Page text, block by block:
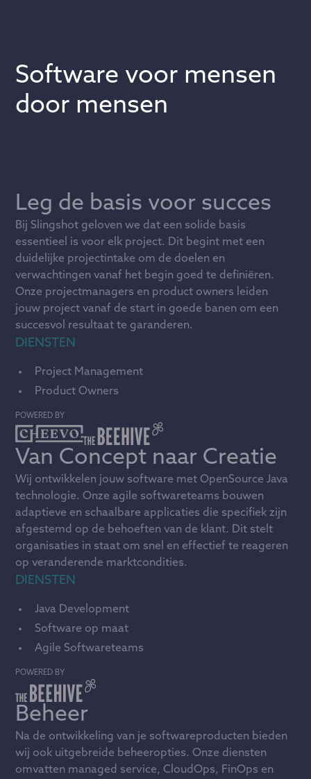
Software voor mensen
door mensen
Leg de basis voor succes
Bij Slingshot geloven we dat een solide basis
essentieel is voor elk project. Dit begint met een
duidelijke projectintake om de doelen en
verwachtingen vanaf het begin goed te definiëren.
Onze projectmanagers en product owners leiden
jouw project vanaf de start in goede banen om een
succesvol resultaat te garanderen.
DIENSTEN
Project Management
Product Owners
POWERED BY
Van Concept naar Creatie
Wij ontwikkelen jouw software met OpenSource Java
technologie. Onze agile softwareteams bouwen
adaptieve en schaalbare applicaties die specifiek zijn
afgestemd op de behoeften van de klant. Dit stelt
organisaties in staat om snel en effectief te reageren
op veranderende marktcondities.
DIENSTEN
Java Development
Software op maat
Agile Softwareteams
POWERED BY
Beheer
Na de ontwikkeling van je softwareproducten bieden
wij ook uitgebreide beheeropties. Onze diensten
omvatten managed service, CloudOps, FinOps en